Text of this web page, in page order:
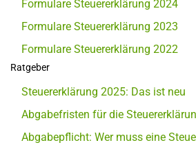
Formulare Steuererklärung 2024
Formulare Steuererklärung 2023
Formulare Steuererklärung 2022
Ratgeber
Steuererklärung 2025: Das ist neu
Abgabefristen für die
Abgabepflicht: Wer muss eine